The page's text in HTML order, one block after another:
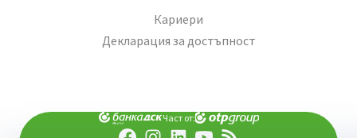
Кариери
Декларация за достъпност
Част от: